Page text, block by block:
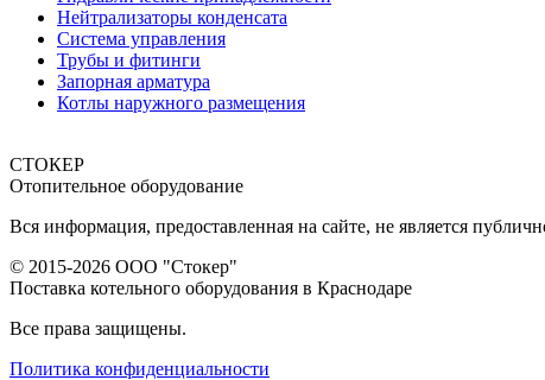
Нейтрализаторы конденсата
Система управления
Трубы и фитинги
Запорная арматура
Котлы наружного размещения
СТОКЕР
Отопительное оборудование
Вся информация, предоставленная на сайте, не является
© 2015-2026 ООО "Стокер"
Поставка котельного оборудования в Краснодаре
Все права защищены.
Политика конфиденциальности